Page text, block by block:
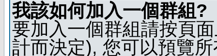
我該如何加入一個群組?
要加入一個群組請按頁
計而決定), 您可以預覽